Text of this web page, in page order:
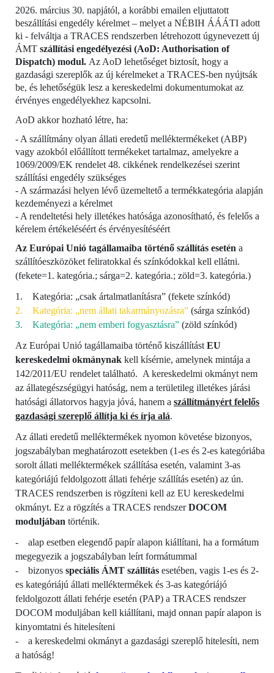
2026. március 30. napjától, a korábbi emailen eljuttatott
beszállítási engedély kérelmet – melyet a NÉBIH ÁÁÁTI adott
ki - felváltja a TRACES rendszerben létrehozott úgynevezett új
ÁMT szállítási engedélyezési (AoD: Authorisation of
Dispatch) modul. Az AoD lehetőséget biztosít, hogy a
gazdasági szereplők az új kérelmeket a TRACES-ben nyújtsák
be, és lehetőségük lesz a kereskedelmi dokumentumokat az
érvényes engedélyekhez kapcsolni.
AoD akkor hozható létre, ha:
- A szállítmány olyan állati eredetű melléktermékeket (ABP)
vagy azokból előállított termékeket tartalmaz, amelyekre a
1069/2009/EK rendelet 48. cikkének rendelkezései szerint
szállítási engedély szükséges
- A származási helyen lévő üzemeltető a termékkategória alapján
kezdeményezi a kérelmet
- A rendeltetési hely illetékes hatósága azonosítható, és felelős a
kérelem értékeléséért és érvényesítéséért
Az Európai Unió tagállamaiba történő szállítás esetén a
szállítóeszközöket feliratokkal és színkódokkal kell ellátni.
(fekete=1. kategória.; sárga=2. kategória.; zöld=3. kategória.)
1. Kategória: „csak ártalmatlanításra” (fekete színkód)
2. Kategória: „nem állati takarmányozásra” (sárga színkód)
3. Kategória: „nem emberi fogyasztásra” (zöld színkód)
Az Európai Unió tagállamaiba történő kiszállítást EU
kereskedelmi okmánynak kell kísérnie, amelynek mintája a
142/2011/EU rendelet található. A kereskedelmi okmányt nem
az állategészségügyi hatóság, nem a területileg illetékes járási
hatósági állatorvos hagyja jóvá, hanem a szállítmányért felelős
gazdasági szereplő állítja ki és írja alá.
Az állati eredetű melléktermékek nyomon követése bizonyos,
jogszabályban meghatározott esetekben (1-es és 2-es kategóriába
sorolt állati melléktermékek szállítása esetén, valamint 3-as
kategóriájú feldolgozott állati fehérje szállítás esetén) az ún.
TRACES rendszerben is rögzíteni kell az EU kereskedelmi
okmányt. Ez a rögzítés a TRACES rendszerDOCOM
moduljában történik.
- alap esetben elegendő papír alapon kiállítani, ha a formátum
megegyezik a jogszabályban leírt formátummal
- bizonyos speciális ÁMT szállítás esetében, vagis 1-es és 2-
es kategóriájú állati melléktermékek és 3-as kategóriájó
feldolgozott állati fehérje esetén (PAP) a TRACES rendszer
DOCOM moduljában kell kiállítani, majd onnan papír alapon is
kinyomtatni és hitelesíteni
- a kereskedelmi okmányt a gazdasági szereplő hitelesíti, nem
a hatóság!